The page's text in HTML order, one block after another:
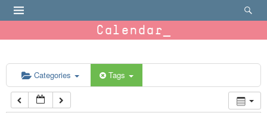
Calendar
Categories Tags
6:00 am
7:00 am